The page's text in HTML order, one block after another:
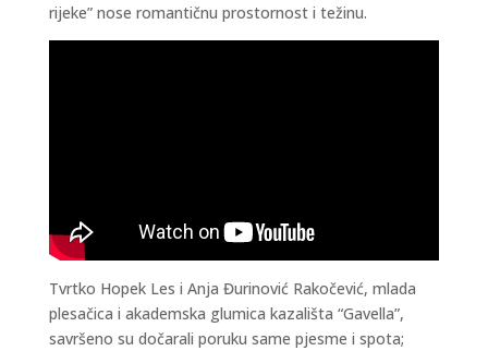
rijeke” nose romantičnu prostornost i težinu.
Tvrtko Hopek Les i Anja Đurinović Rakočević, mlada
plesačica i akademska glumica kazališta “Gavella”,
savršeno su dočarali poruku same pjesme i spota;